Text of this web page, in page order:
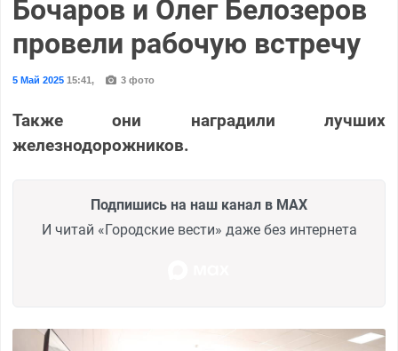
Бочаров и Олег Белозеров
провели рабочую встречу
5 Май 202515:41, 3 фото
Также они наградили лучших
железнодорожников.
Подпишись на наш канал в MAX
И читай «Городские вести» даже без интернета